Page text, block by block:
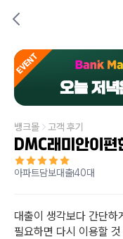
EVENT
오늘 저
뱅크몰 고객 후기
DMC래미안이편
아파트담보대출40대
대출이 생각보다 간단
필요하면 다시 이용할